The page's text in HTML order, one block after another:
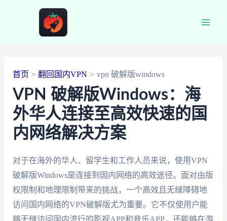
首页 翻回国内VPN vpn 破解版windows
VPN 破解版Windows：海
外华人连接至高效快速的国
内网络解决方案
对于在海外的华人、留学生和工作人员来说，使用VPN
破解版Windows是连接到国内网络的高效途径。面对由版
权限制和地理限制带来的挑战，一个高效且无缝障碍地
访问国内网络的VPN破解版尤为重要。它不仅使用户能
够无缝访问国内流行的影视APP和音乐APP，还能够在游